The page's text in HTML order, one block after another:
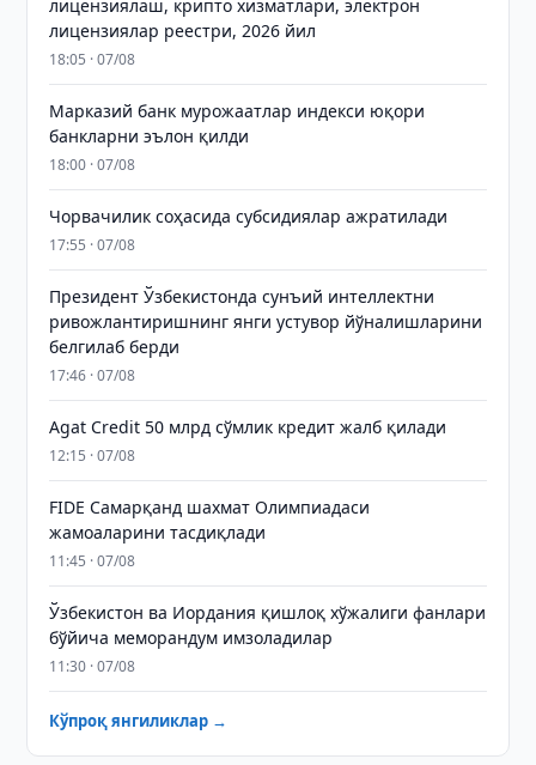
лицензиялаш, крипто хизматлари, электрон
лицензиялар реестри, 2026 йил
18:05 · 07/08
Марказий банк мурожаатлар индекси юқори
банкларни эълон қилди
18:00 · 07/08
Чорвачилик соҳасида субсидиялар ажратилади
17:55 · 07/08
Президент Ўзбекистонда сунъий интеллектни
ривожлантиришнинг янги устувор йўналишларини
белгилаб берди
17:46 · 07/08
Agat Credit 50 млрд сўмлик кредит жалб қилади
12:15 · 07/08
FIDE Самарқанд шахмат Олимпиадаси
жамоаларини тасдиқлади
11:45 · 07/08
Ўзбекистон ва Иордания қишлоқ хўжалиги фанлари
бўйича меморандум имзоладилар
11:30 · 07/08
Кўпроқ янгиликлар →